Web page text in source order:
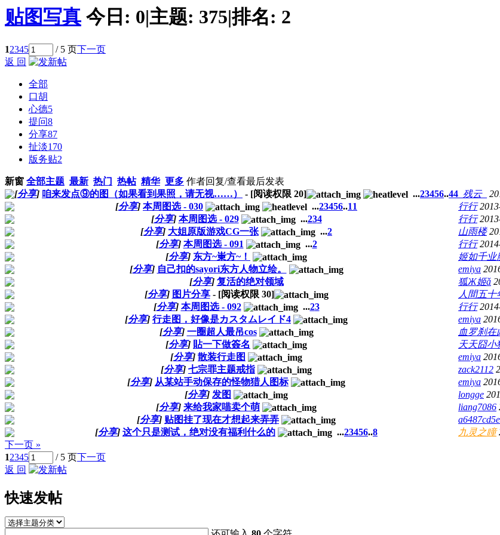
贴图写真 今日: 0|主题: 375|排名: 2
12345 / 5 页下一页
返 回
全部
口胡
心德5
提问8
分享87
扯淡170
版务贴2
新窗 全部主题 最新 热门 热帖 精华 更多 作者回复/查看最后发表
[分享] 咱来发点⑨的图（如果看到果照，请无视……） - [阅读权限 20] ...23456..44 _残云_
[分享] 本周图选 - 030 ...23456..11 行行
[分享] 本周图选 - 029 ...234 行行
[分享] 大姐原版游戏CG一张 ...2 山雨楼
[分享] 本周图选 - 091 ...2 行行
[分享] 东方~崬方~！ 姬如千业
[分享] 自己扣的sayori东方人物立绘。 emiya
[分享] 复活的绝对领域 狐Ж姬ǎ
[分享] 图片分享- [阅读权限 30] 人間五十
[分享] 本周图选 - 092 ...23 行行
[分享] 行走图，好像是カスタムレイド4 emiya
[分享] 一圈超人最吊cos 血罗刹在
[分享] 貼一下做簽名 天天囧小
[分享] 散装行走图 emiya
[分享] 七宗罪主题戒指 zack2112
[分享] 从某站手动保存的怪物猎人图标 emiya
[分享] 发图 longge
[分享] 来给我家喵卖个萌 liang7086
[分享] 贴图挂了现在才想起来弄弄
[分享] 这个只是测试，绝对没有福利什么的 ...23456..8 九灵之瞳
下一页 »
12345 / 5 页下一页
返 回
快速发帖